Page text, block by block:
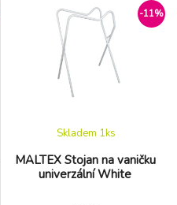
-11%
MALTEX Stojan na vaničku
univerzální White
Skladem 1ks